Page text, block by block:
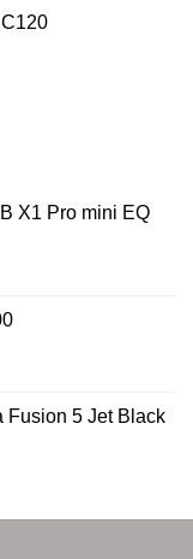
X1 Pro mini EQ
Fusion 5 Jet Black